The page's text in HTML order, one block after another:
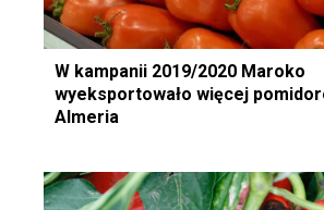
W kampanii 2019/2020 Maroko
wyeksportowało więcej
Almeria